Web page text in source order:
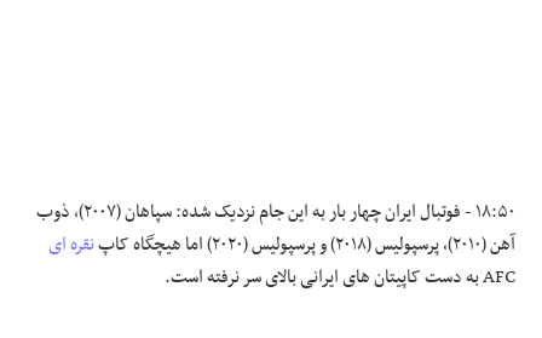
۱۸:۵۰ - فوتبال ایران چهار بار به این جام نزدیک شده: سپاهان (۲۰۰۷)، ذوب
آهن (۲۰۱۰)، پرسپولیس (۲۰۱۸) و پرسپولیس (۲۰۲۰) اما هیچگاه کاپ
نقره ای
AFC به دست کاپیتان های ایرانی بالای سر نرفته است.